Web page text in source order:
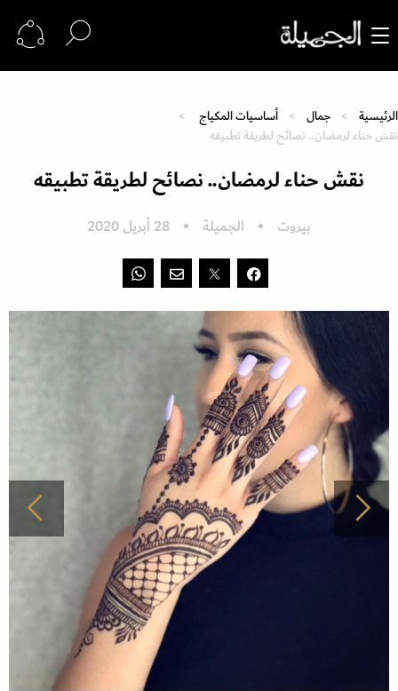
الرئيسية جمال
أساسيات المكياج
نقش حناء لرمضان.. نصائح لطريقة تطبيقه
نقش حناء لرمضان.. نصائح لطريقة تطبيقه
بيروت الجميلة 28 أبريل 2020